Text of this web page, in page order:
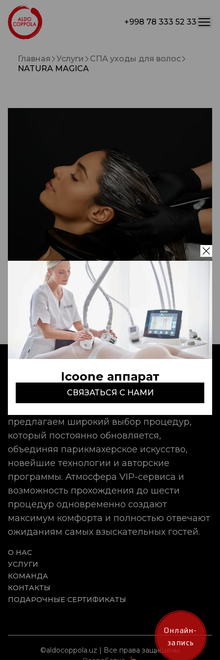
+998 78 333 52 33
Icoone аппарат
СВЯЗАТЬСЯ С НАМИ
Главная Услуги
СПА уходы для волос
NATURA MAGICA
NATURA MAGICA
1 500 000 - 2 000 000 сум
Записаться
Aldo Coppola Tashkent- это идеальный
сервис, неповторимая атмосфера и
предлагаем широкий выбор процедур,
который постоянно обновляется,
объединяя парикмахерское искусство,
новейшие технологии и авторские
программы. Атмосфера VIP-сервиса и
возможность прохождения до шести
процедур одновременно создают
максимум комфорта и полностью отвечают
ожиданиям самых взыскательных гостей.
О НАС
УСЛУГИ
КОМАНДА
КОНТАКТЫ
ПОДАРОЧНЫЕ СЕРТИФИКАТЫ
©aldocoppola.uz | Все права защишены
Онлайн-
запись